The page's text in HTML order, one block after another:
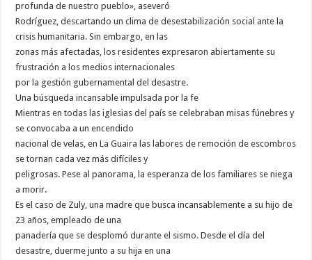
profunda de nuestro pueblo», aseveró
Rodríguez, descartando un clima de desestabilización social ante la
crisis humanitaria. Sin embargo, en las
zonas más afectadas, los residentes expresaron abiertamente su
frustración a los medios internacionales
por la gestión gubernamental del desastre.
Una búsqueda incansable impulsada por la fe
Mientras en todas las iglesias del país se celebraban misas fúnebres y
se convocaba a un encendido
nacional de velas, en La Guaira las labores de remoción de escombros
se tornan cada vez más difíciles y
peligrosas. Pese al panorama, la esperanza de los familiares se niega
a morir.
Es el caso de Zuly, una madre que busca incansablemente a su hijo de
23 años, empleado de una
panadería que se desplomó durante el sismo. Desde el día del
desastre, duerme junto a su hija en una